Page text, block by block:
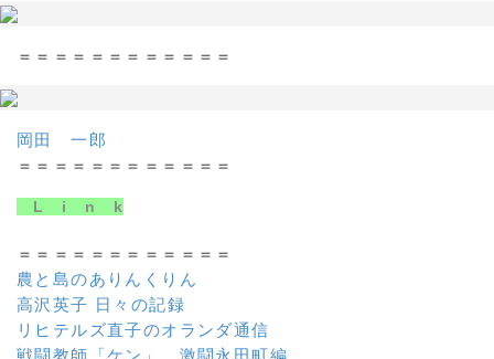
＝＝＝＝＝＝＝＝＝＝＝＝
岡田 一郎
＝＝＝＝＝＝＝＝＝＝＝＝
L i n k
＝＝＝＝＝＝＝＝＝＝＝＝
農と島のありんくりん
高沢英子 日々の記録
リヒテルズ直子のオランダ通信
戦闘教師「ケン」 激闘永田町編